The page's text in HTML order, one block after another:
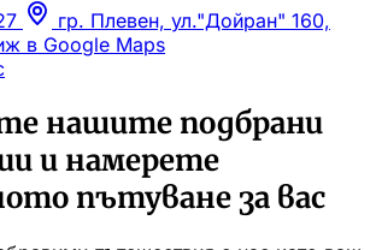
гр. Плевен, ул."Дойран" 160,
в Google Maps
нашите подбрани
и намерете
пътуване за вас